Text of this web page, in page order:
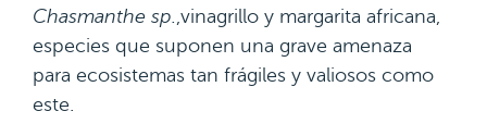
Chasmanthe sp.,vinagrillo y margarita africana,
especies que suponen una grave amenaza
para ecosistemas tan frágiles y valiosos como
este.